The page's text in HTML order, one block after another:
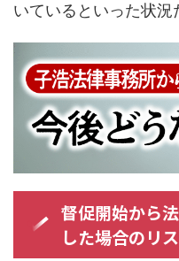
いているといった状況
督促開始から
した場合のリ